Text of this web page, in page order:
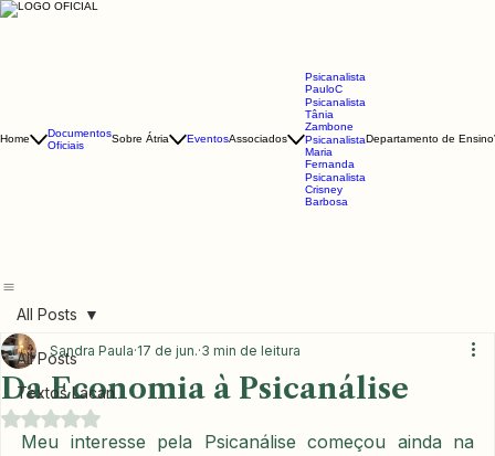
Home
Documentos
Oficiais
Sobre Átria EventosAssociados
Psicanalista
PauloC
Psicanalista
Tânia
Zambone
Psicanalista
Maria
Fernanda
Psicanalista
Crisney
Barbosa
Departamento de Ensino
All Posts
Textos Lacan
All Posts
Da Economia à Psicanálise
Sandra Paula 17 de jun. 3 min de leitura
Avaliado com NaN de 5 estrelas.
Meu interesse pela Psicanálise começou ainda na